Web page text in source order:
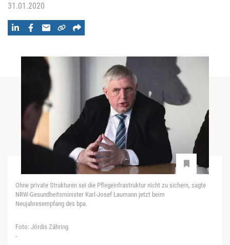
31.01.2020
Ohne private Strukturen sei die Pflegeinfrastruktur nicht zu sichern, sagte
NRW-Gesundheitsminister Karl-Josef Laumann jetzt beim
Neujahresempfang des bpa.
Foto: Jördis Zähring
-